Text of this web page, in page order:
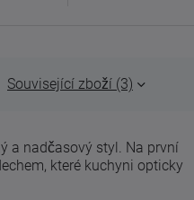
Související zboží (3)
a nadčasový styl. Na první
které kuchyni opticky